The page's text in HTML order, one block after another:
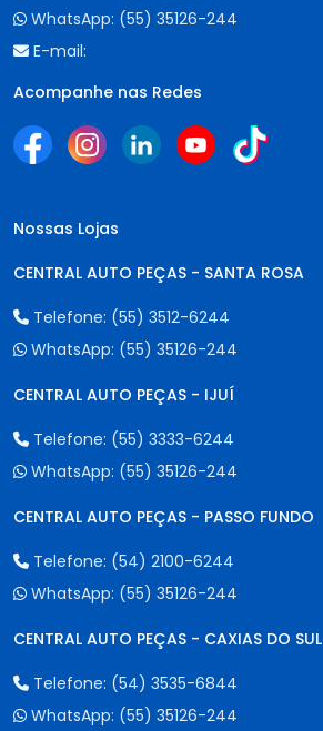
WhatsApp: (55) 35126-244
E-mail:
Acompanhe nas Redes
Nossas Lojas
CENTRAL AUTO PEÇAS - SANTA ROSA
Telefone: (55) 3512-6244
WhatsApp: (55) 35126-244
CENTRAL AUTO PEÇAS - IJUÍ
Telefone: (55) 3333-6244
WhatsApp: (55) 35126-244
CENTRAL AUTO PEÇAS - PASSO FUNDO
Telefone: (54) 2100-6244
WhatsApp: (55) 35126-244
CENTRAL AUTO PEÇAS - CAXIAS DO SUL
Telefone: (54) 3535-6844
WhatsApp: (55) 35126-244